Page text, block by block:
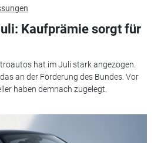
Kaufprämie sorgt für
hat im Juli stark angezogen.
an der Förderung des Bundes. Vor
haben demnach zugelegt.